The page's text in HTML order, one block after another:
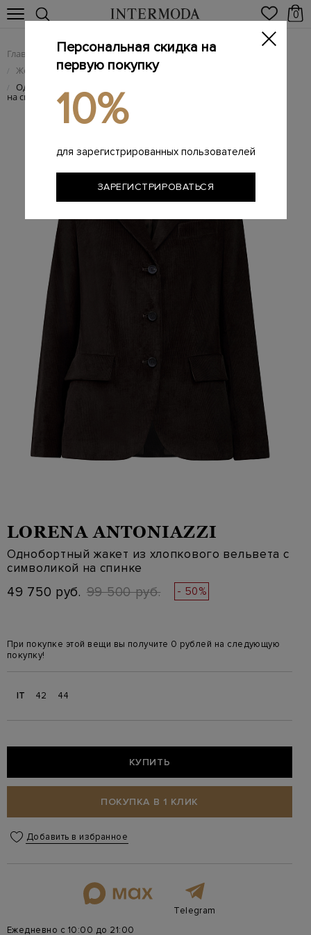
0
Главная Женщинам / Женская одежда
/ Женские жакеты и пиджаки
/ Однобортный жакет из хлопкового вельвета с символикой
на спинке
LORENA ANTONIAZZI
Однобортный жакет из хлопкового вельвета с
символикой на спинке
49 750 руб. 99 500 руб. - 50%
При покупке этой вещи вы получите 0 рублей на следующую
покупку!
IT 42 44
КУПИТЬ
ПОКУПКА В 1 КЛИК
Добавить в избранное
Telegram
Ежедневно с 10:00 до 21:00
Персональная скидка на
первую покупку
10%
для зарегистрированных пользователей
ЗАРЕГИСТРИРОВАТЬСЯ